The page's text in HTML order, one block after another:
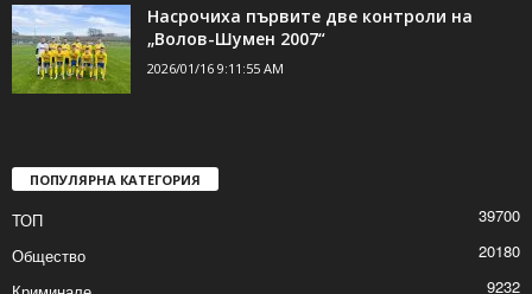
Насрочиха първите две контроли на
„Волов-Шумен 2007“
2026/01/16 9:11:55 AM
ПОПУЛЯРНА КАТЕГОРИЯ
ТОП
39700
Общество
20180
9232